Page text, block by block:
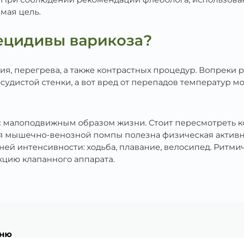
цель.
варикоза?
перегрева, а также контрастных процедур.
стенки, а вот вред от перепадов
малоподвижным образом жизни. Стоит пересмотреть
венозной помпы полезна физическая
интенсивности: ходьба, плавание, велосипед.
клапанного аппарата.